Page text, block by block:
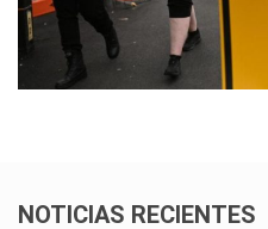
NOTICIAS RECIENTES